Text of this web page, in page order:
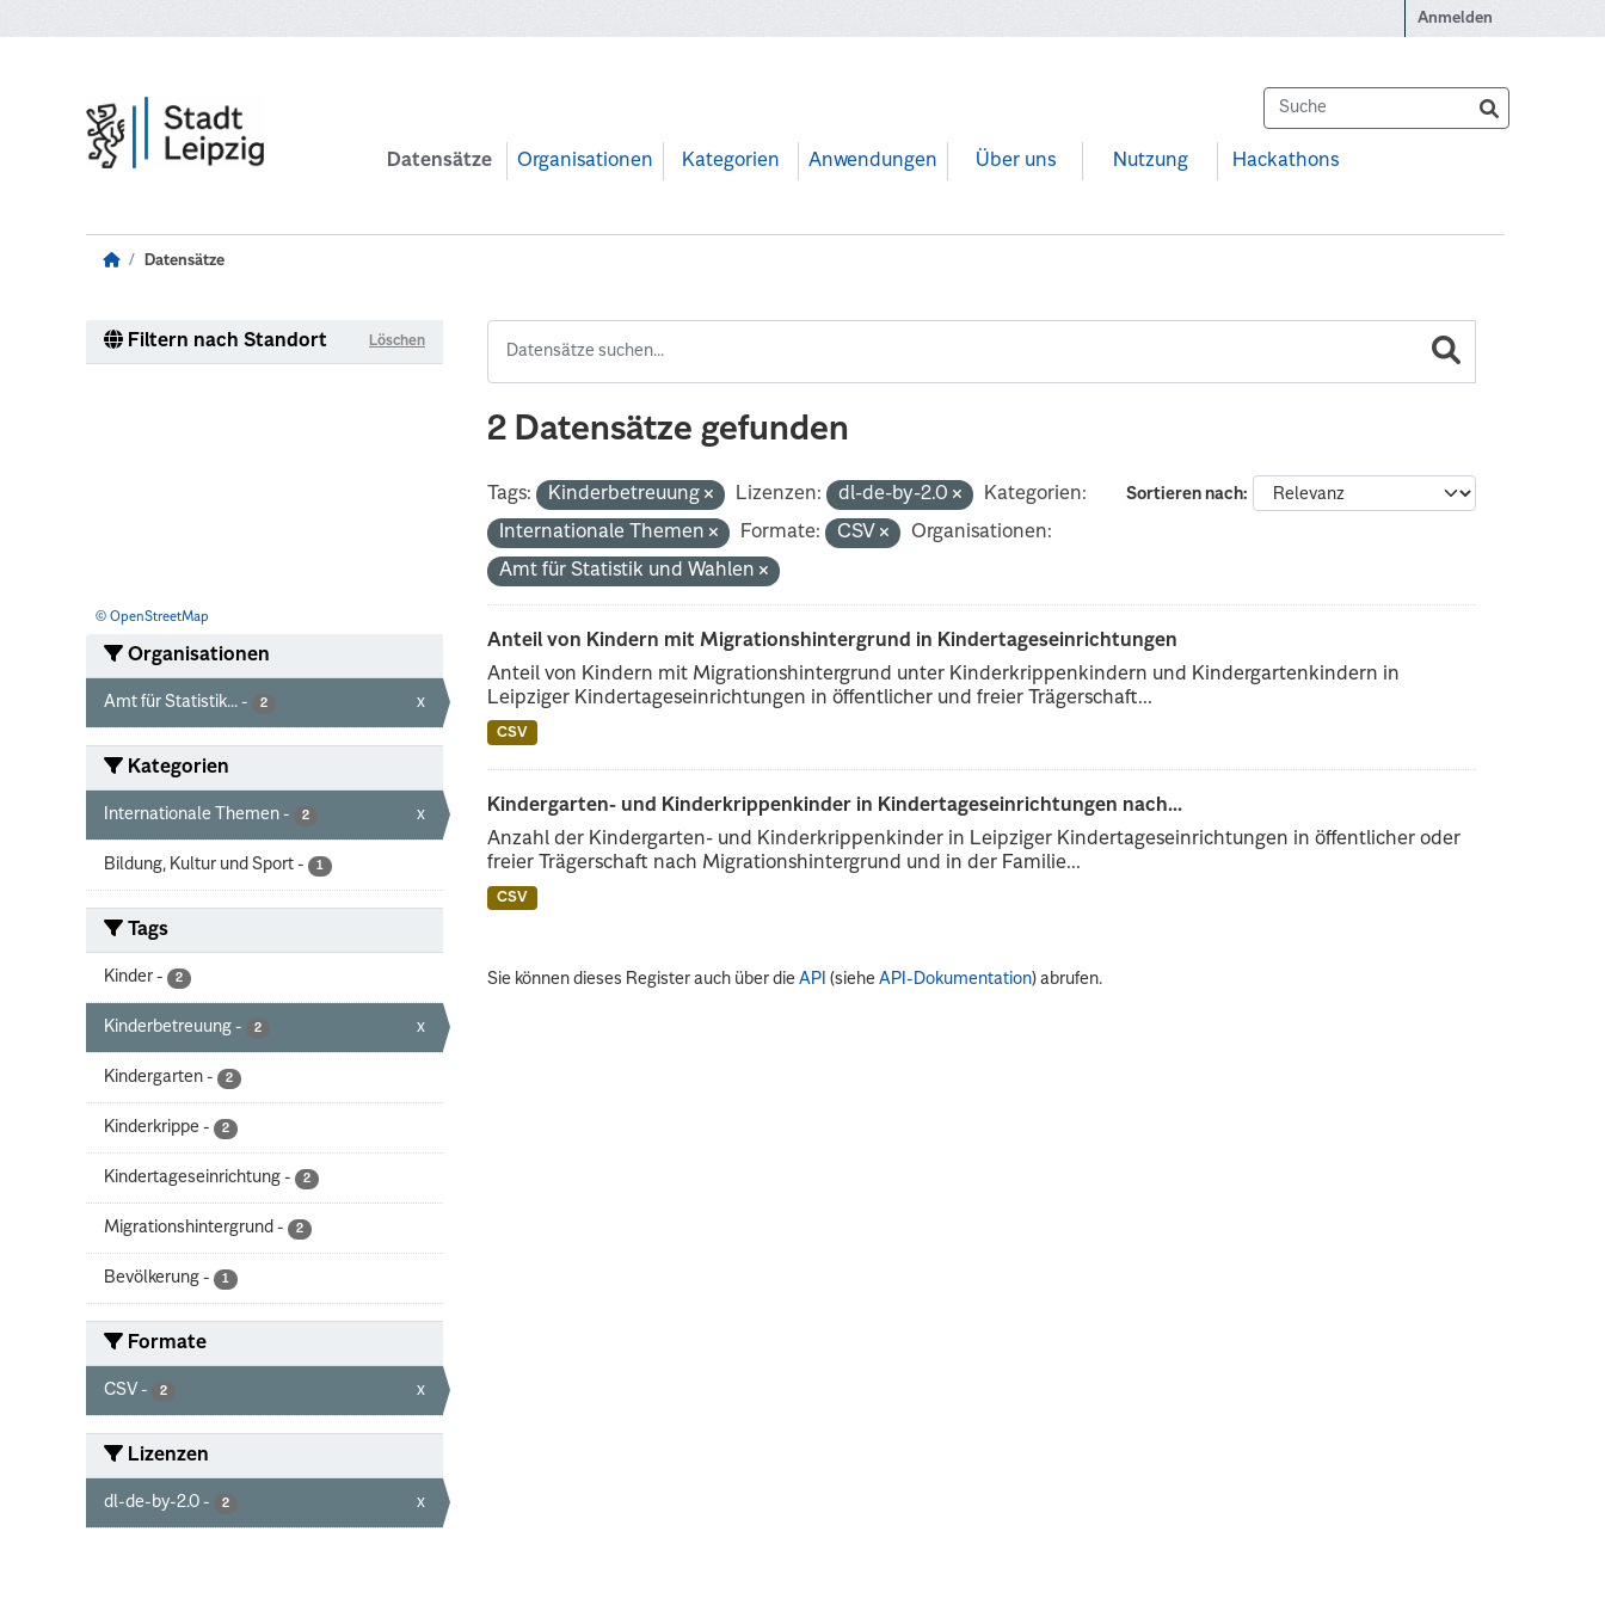
Anmelden
Datensätze Organisationen Kategorien Anwendungen Über uns Nutzung Hackathons
Datensätze
Filtern nach Standort Löschen
© OpenStreetMap
Organisationen
Amt für Statistik... - 2 x
Kategorien
Internationale Themen - 2 x
Bildung, Kultur und Sport - 1
Tags
Kinder - 2
Kinderbetreuung - 2 x
Kindergarten - 2
Kinderkrippe - 2
Kindertageseinrichtung - 2
Migrationshintergrund - 2
Bevölkerung - 1
Formate
CSV - 2 x
Lizenzen
dl-de-by-2.0 - 2 x
2 Datensätze gefunden
Sortieren nach
Tags: Kinderbetreuung Lizenzen: dl-de-by-2.0
Kategorien:
Internationale Themen
Formate: CSV
Organisationen:
Amt für Statistik und Wahlen
Anteil von Kindern mit Migrationshintergrund in Kindertageseinrichtungen
Anteil von Kindern mit Migrationshintergrund unter Kinderkrippenkindern und Kindergartenkindern in
Leipziger Kindertageseinrichtungen in öffentlicher und freier Trägerschaft...
CSV
Kindergarten- und Kinderkrippenkinder in Kindertageseinrichtungen nach...
Anzahl der Kindergarten- und Kinderkrippenkinder in Leipziger Kindertageseinrichtungen in öffentlicher oder
freier Trägerschaft nach Migrationshintergrund und in der Familie...
CSV
Sie können dieses Register auch über dieAPI (sieheAPI-Dokumentation) abrufen.